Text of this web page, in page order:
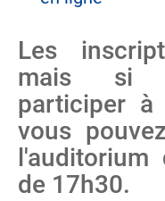
Les
mais si
participer
vous
de 17h30.